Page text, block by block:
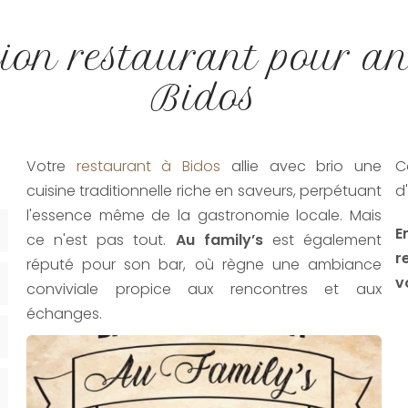
restaurant pour
Bidos
Votre restaurant à Bidos allie avec brio une
cuisine traditionnelle riche en saveurs, perpétuant
l'essence même de la gastronomie locale. Mais
ce n'est pas tout. Au family’sest également
réputé pour son bar, où règne une ambiance
conviviale propice aux rencontres et aux
échanges.